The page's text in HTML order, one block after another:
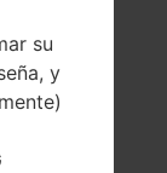
Li-Ion
mAh
su
y